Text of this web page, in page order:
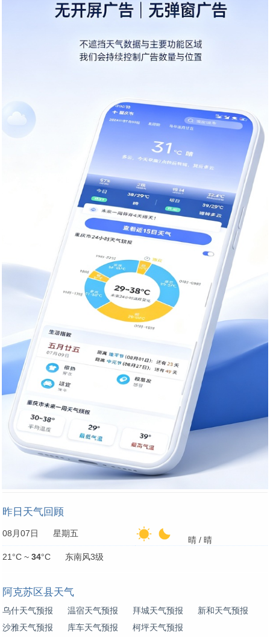
昨日天气回顾
08月07日 星期五
晴 / 晴
21°C ~ 34°C 东南风3级
阿克苏区县天气
乌什天气预报 温宿天气预报 拜城天气预报
新和天气预报
沙雅天气预报
库车天气预报 柯坪天气预报